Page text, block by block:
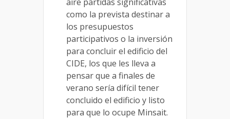
como la prevista destinar a
los presupuestos
participativos o la inversión
para concluir el edificio del
CIDE, los que les lleva a
pensar que a finales de
verano sería difícil tener
concluido el edificio y listo
para que lo ocupe Minsait.